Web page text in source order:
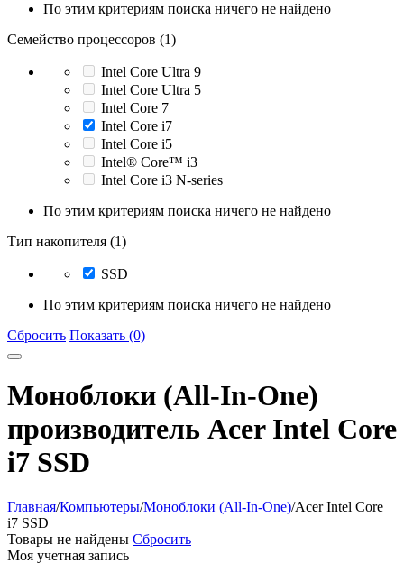
По этим критериям поиска ничего не найдено
Семейство процессоров (1)
Intel Core Ultra 9
Intel Core Ultra 5
Intel Core 7
Intel Core i7
Intel Core i5
Intel® Core™ i3
Intel Core i3 N-series
По этим критериям поиска ничего не найдено
Тип накопителя (1)
SSD
По этим критериям поиска ничего не найдено
Сбросить Показать (0)
Моноблоки (All-In-One)
производитель Acer Intel Core
i7 SSD
Главная/Компьютеры/Моноблоки (All-In-One)/Acer Intel Core
i7 SSD
Товары не найдены Сбросить
Моя учетная запись